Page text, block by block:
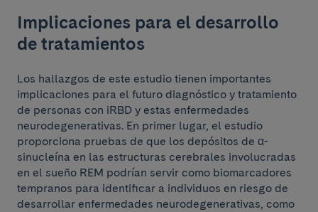
Implicaciones para el desarrollo
de tratamientos
Los hallazgos de este estudio tienen importantes
implicaciones para el futuro diagnóstico y tratamiento
de personas con iRBD y estas enfermedades
neurodegenerativas. En primer lugar, el estudio
proporciona pruebas de que los depósitos de α-
sinucleína en las estructuras cerebrales involucradas
en el sueño REM podrían servir como biomarcadores
tempranos para identificar a individuos en riesgo de
desarrollar enfermedades neurodegenerativas, como